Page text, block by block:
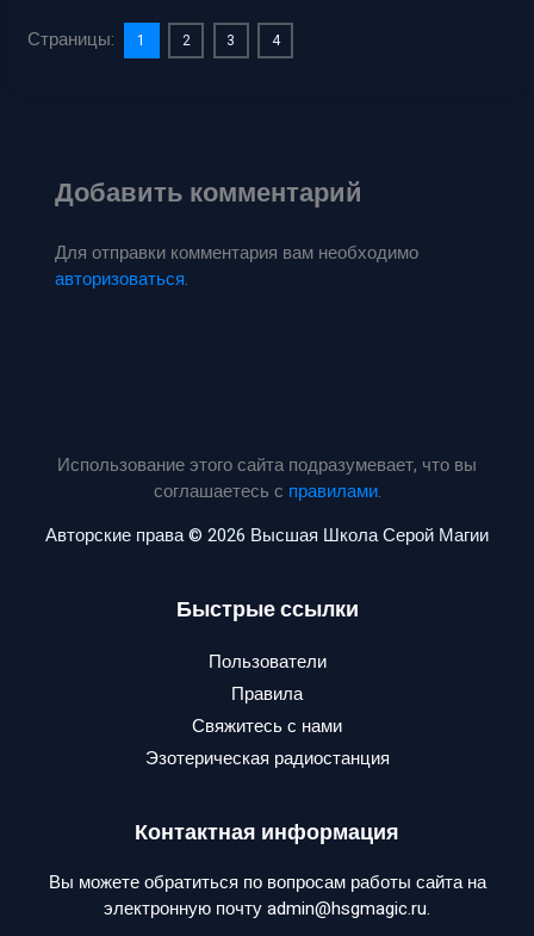
Страницы: 1 2 3 4
Добавить комментарий
Для отправки комментария вам необходимо
авторизоваться.
Использование этого сайта подразумевает, что вы
соглашаетесь с правилами.
Авторские права © 2026 Высшая Школа Серой Магии
Быстрые ссылки
Пользователи
Правила
Свяжитесь с нами
Эзотерическая радиостанция
Контактная информация
Вы можете обратиться по вопросам работы сайта на
электронную почту admin@hsgmagic.ru.